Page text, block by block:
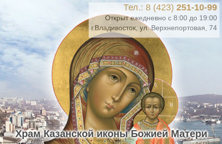
Тел.: 8 (423) 251-10-99
Открыт ежедневно с 8:00 до 19:00
г.Владивосток, ул. Верхнепортовая, 74
Храм Казанской иконы Божией Матери